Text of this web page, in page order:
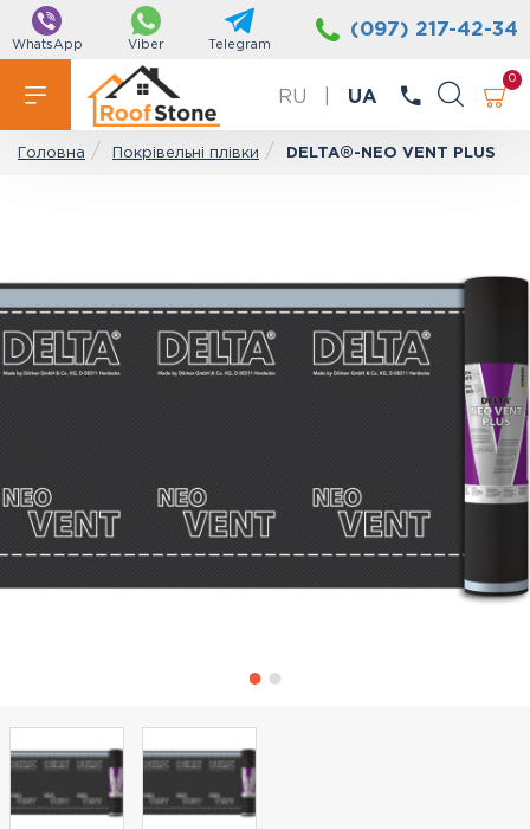
WhatsApp Viber Telegram
(097) 217-42-34
RU UA
0
Головна Покрівельні плівки DELTA®-NEO VENT PLUS